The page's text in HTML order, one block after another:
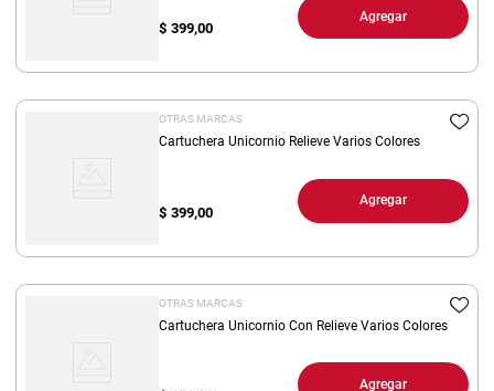
$ 399,00
Agregar
OTRAS MARCAS
Cartuchera Unicornio Relieve Varios Colores
$ 399,00
Agregar
OTRAS MARCAS
Cartuchera Unicornio Con Relieve Varios Colores
Agregar